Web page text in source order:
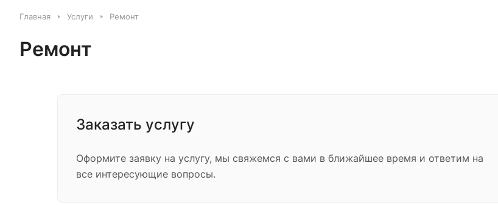
Главная Услуги Ремонт
Ремонт
Заказать услугу
Оформите заявку на услугу, мы свяжемся с вами в ближайшее время и ответим на
все интересующие вопросы.